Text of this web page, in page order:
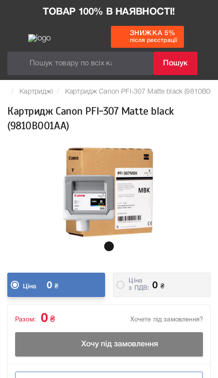
ТОВАР 100% В НАЯВНОСТІ!
Пошук
ЗНИЖКА 5%
після реєстрації
Картриджі Картридж Canon PFI-307 Matte black
Картридж Canon PFI-307 Matte black
(9810B001AA)
Ціна 0 ₴
Ціна
з ПДВ:
0 ₴
Хочете під замовлення?
Разом: 0 ₴
Хочу під замовлення